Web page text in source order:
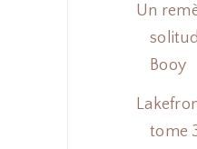
Un
Booy
tome